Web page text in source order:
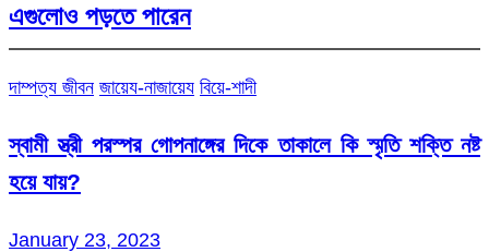
এগুলোও পড়তে পারেন
দাম্পত্য জীবন জায়েয-নাজায়েয বিয়ে-শাদী
স্বামী স্ত্রী পরস্পর গোপনাঙ্গের দিকে তাকালে কি স্মৃতি শক্তি নষ্ট
হয়ে যায়?
January 23, 2023